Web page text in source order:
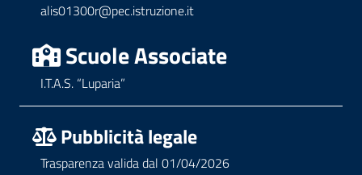
alis01300r@pec.istruzione.it
Scuole Associate
I.T.A.S. “Luparia”
Pubblicità legale
Trasparenza valida dal 01/04/2026